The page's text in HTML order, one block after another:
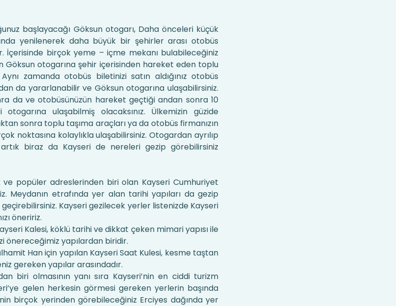
başlayacağı Göksun otogarı, Daha önceleri küçük
yenilenerek daha büyük bir şehirler arası otobüs
İçerisinde birçok yeme – içme mekanı bulabileceğiniz
Göksun otogarına şehir içerisinden hareket eden toplu
zamanda otobüs biletinizi satın aldığınız otobüs
da yararlanabilir ve Göksun otogarına ulaşabilirsiniz.
da ve otobüsünüzün hareket geçtiği andan sonra 10
ulaşabilmiş olacaksınız. Ülkemizin güzide
sonra toplu taşıma araçları ya da otobüs firmanızın
noktasına kolaylıkla ulaşabilirsiniz. Otogardan ayrılıp
biraz da Kayseri de nereleri gezip görebilirsiniz
ve popüler adreslerinden biri olan Kayseri Cumhuriyet
Meydanın etrafında yer alan tarihi yapıları da gezip
Kayseri gezilecek yerler listenizde Kayseri
öneririz.
Kalesi, köklü tarihi ve dikkat çeken mimari yapısı ile
önereceğimiz yapılardan biridir.
Han için yapılan Kayseri Saat Kulesi, kesme taştan
gereken yapılar arasındadır.
biri olmasının yanı sıra Kayseri’nin en ciddi turizm
gelen herkesin görmesi gereken yerlerin başında
birçok yerinden görebileceğiniz Erciyes dağında yer